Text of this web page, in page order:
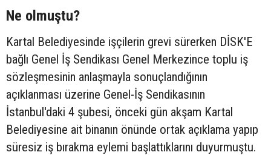
Ne olmuştu?
Kartal Belediyesinde işçilerin grevi sürerken DİSK'E
bağlı Genel İş Sendikası Genel Merkezince toplu iş
sözleşmesinin anlaşmayla sonuçlandığının
açıklanması üzerine Genel-İş Sendikasının
İstanbul'daki 4 şubesi, önceki gün akşam Kartal
Belediyesine ait binanın önünde ortak açıklama yapıp
süresiz iş bırakma eylemi başlattıklarını duyurmuştu.